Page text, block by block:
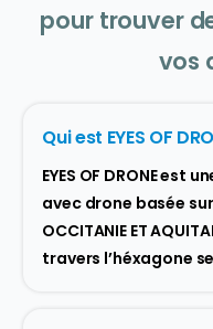
pour trouver
vos
Qui est EYES OF
EYES OF DRONE
avec drone basée
OCCITANIE ET
travers l’héxagone